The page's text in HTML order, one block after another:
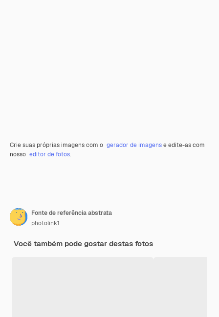
Crie suas próprias imagens com o gerador de imagense edite-as com
nosso editor de fotos.
Fonte de referência abstrata
photolink1
Você também pode gostar destas fotos